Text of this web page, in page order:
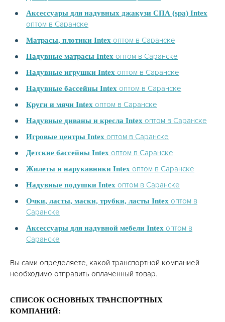
Аксессуары для надувных джакузи СПА (spa) Intex
оптом в Саранске
Матрасы, плотики Intex оптом в Саранске
Надувные матрасы Intex оптом в Саранске
Надувные игрушки Intex оптом в Саранске
Надувные бассейны Intex оптом в Саранске
Круги и мячи Intex оптом в Саранске
Надувные диваны и кресла Intex оптом в Саранске
Игровые центры Intex оптом в Саранске
Детские бассейны Intex оптом в Саранске
Жилеты и нарукавники Intex оптом в Саранске
Надувные подушки Intex оптом в Саранске
Очки, ласты, маски, трубки, ласты Intex оптом в
Саранске
Аксессуары для надувной мебели Intex оптом в
Саранске
Вы сами определяете, какой транспортной компанией
необходимо отправить оплаченный товар.
СПИСОК ОСНОВНЫХ ТРАНСПОРТНЫХ
КОМПАНИЙ: